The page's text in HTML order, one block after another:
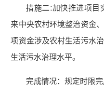
措施二:加快推进项目
来中央农村环境整治资金
项资金涉及农村生活污水
生活污水治理水平。
完成情况：规定时限完